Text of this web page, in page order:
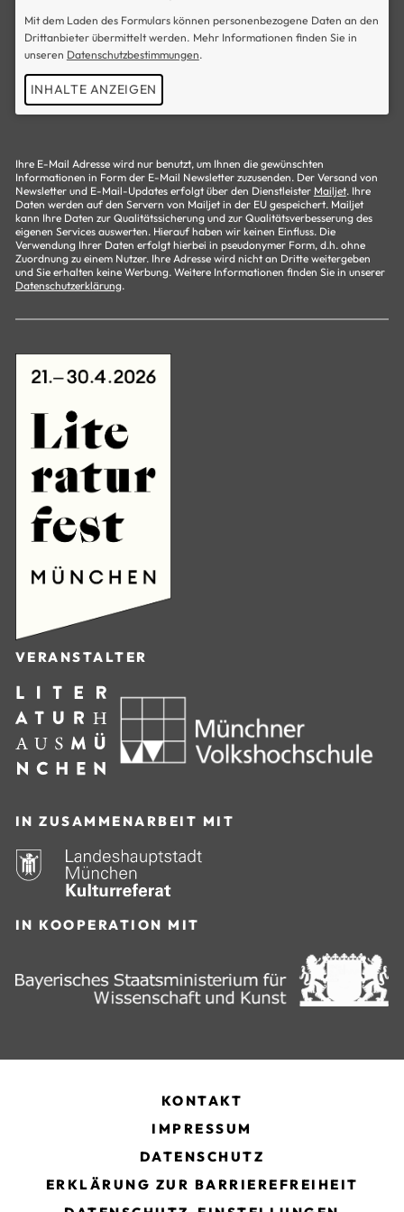
Mit dem Laden des Formulars können personenbezogene Daten an den
Drittanbieter übermittelt werden. Mehr Informationen finden Sie in
unseren Datenschutzbestimmungen.
INHALTE ANZEIGEN
Ihre E-Mail Adresse wird nur benutzt, um Ihnen die gewünschten
Informationen in Form der E-Mail Newsletter zuzusenden. Der Versand von
Newsletter und E-Mail-Updates erfolgt über den Dienstleister Mailjet. Ihre
Daten werden auf den Servern von Mailjet in der EU gespeichert. Mailjet
kann Ihre Daten zur Qualitätssicherung und zur Qualitätsverbesserung des
eigenen Services auswerten. Hierauf haben wir keinen Einfluss. Die
Verwendung Ihrer Daten erfolgt hierbei in pseudonymer Form, d.h. ohne
Zuordnung zu einem Nutzer. Ihre Adresse wird nicht an Dritte weitergeben
und Sie erhalten keine Werbung. Weitere Informationen finden Sie in unserer
Datenschutzerklärung.
VERANSTALTER
IN ZUSAMMENARBEIT MIT
IN KOOPERATION MIT
KONTAKT
IMPRESSUM
DATENSCHUTZ
ERKLÄRUNG ZUR BARRIEREFREIHEIT